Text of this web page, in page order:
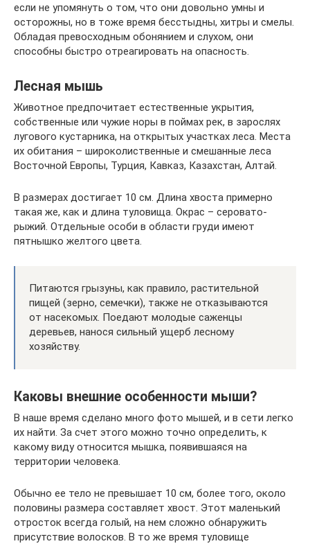
если не упомянуть о том, что они довольно умны и
осторожны, но в тоже время бесстыдны, хитры и смелы.
Обладая превосходным обонянием и слухом, они
способны быстро отреагировать на опасность.
Лесная мышь
Животное предпочитает естественные укрытия,
собственные или чужие норы в поймах рек, в зарослях
лугового кустарника, на открытых участках леса. Места
их обитания – широколиственные и смешанные леса
Восточной Европы, Турция, Кавказ, Казахстан, Алтай.
В размерах достигает 10 см. Длина хвоста примерно
такая же, как и длина туловища. Окрас – серовато-
рыжий. Отдельные особи в области груди имеют
пятнышко желтого цвета.
Питаются грызуны, как правило, растительной
пищей (зерно, семечки), также не отказываются
от насекомых. Поедают молодые саженцы
деревьев, нанося сильный ущерб лесному
хозяйству.
Каковы внешние особенности мыши?
В наше время сделано много фото мышей, и в сети легко
их найти. За счет этого можно точно определить, к
какому виду относится мышка, появившаяся на
территории человека.
Обычно ее тело не превышает 10 см, более того, около
половины размера составляет хвост. Этот маленький
отросток всегда голый, на нем сложно обнаружить
присутствие волосков. В то же время туловище